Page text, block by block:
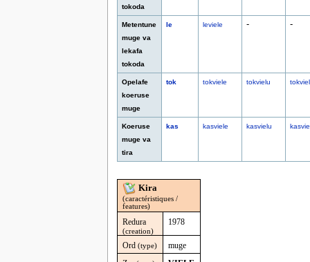
tokoda
Metentune
muge va
lekafa
tokoda
le leviele - -
Opelafe
koeruse
muge
tok tokviele tokvielu
Koeruse
muge va
tira
kas kasviele kasvielu
Kira
(caractéristiques /
features)
Redura
(creation)
1978
Ord (type)
muge